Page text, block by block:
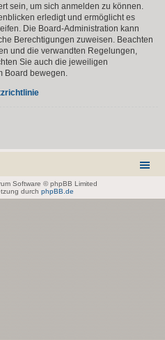
sein, um sich anmelden zu können.
erledigt und ermöglicht es
Die Board-Administration kann
Berechtigungen zuweisen. Beachten
und die verwandten Regelungen,
Sie auch die jeweiligen
Board bewegen.
Software © phpBB Limited
durch phpBB.de